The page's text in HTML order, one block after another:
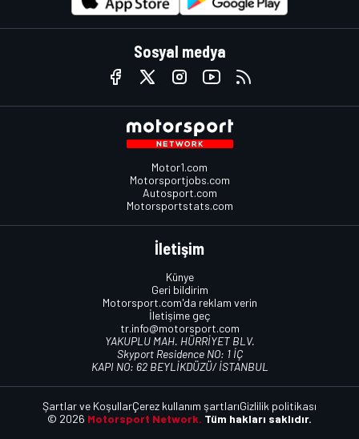
Sosyal medya
Motor1.com
Motorsportjobs.com
Autosport.com
Motorsportstats.com
İletişim
Künye
Geri bildirim
Motorsport.com'da reklam verin
İletişime geç
tr.info@motorsport.com
YAKUPLU MAH. HÜRRİYET BLV.
Skyport Residence NO: 1 İÇ
KAPI NO: 62 BEYLİKDÜZÜ/ İSTANBUL
© 2026 Motorsport Network. Tüm hakları saklıdır.
Şartlar ve KoşullarÇerez kullanım şartlarıGizlilik politikası